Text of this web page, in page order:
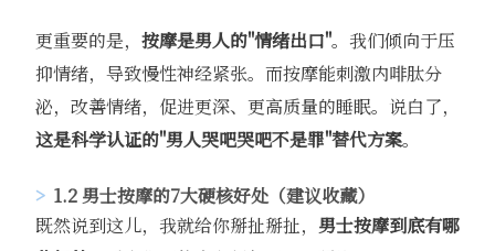
更重要的是， 按摩是男人的"情绪出口"。我们倾向于压
抑情绪，导致慢性神经紧张。而按摩能刺激内啡肽分
泌，改善情绪，促进更深、更高质量的睡眠。说白了，
这是科学认证的"男人哭吧哭吧不是罪"替代方案。
1.2 男士按摩的7大硬核好处（建议收藏）
既然说到这儿，我就给你掰扯掰扯， 男士按摩到底有哪